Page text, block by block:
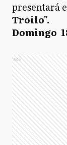
presentará
Troilo".
Domingo
Ads